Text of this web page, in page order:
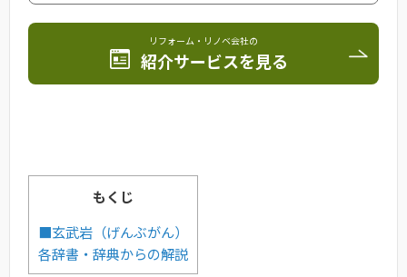
リフォーム・リノベ会社の
紹介サービスを見る
もくじ
■玄武岩（げんぶがん）
各辞書・辞典からの解説